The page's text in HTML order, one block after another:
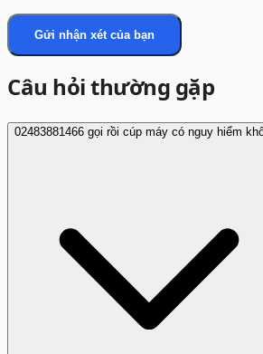
Gửi nhận xét của bạn
Câu hỏi thường gặp
02483881466 gọi rồi cúp máy có nguy hiểm